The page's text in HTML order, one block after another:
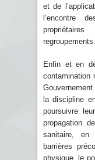
et de
l’encontre
regroupements.
Enfin et en
contamination
la discipline
poursuivre
propagation
sanitaire, en
barrières
physique, le